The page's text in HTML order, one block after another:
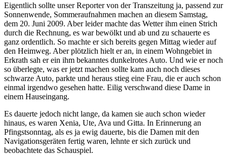
Eigentlich sollte unser Reporter von der Transzeitung ja, passend zur
Sonnenwende, Sommeraufnahmen machen an diesem Samstag,
dem 20. Juni 2009. Aber leider machte das Wetter ihm einen Strich
durch die Rechnung, es war bewölkt und ab und zu schauerte es
ganz ordentlich. So machte er sich bereits gegen Mittag wieder auf
den Heimweg. Aber plötzlich hielt er an, in einem Wohngebiet in
Erkrath sah er ein ihm bekanntes dunkelrotes Auto. Und wie er noch
so überlegte, was er jetzt machen sollte kam auch noch dieses
schwarze Auto, parkte und heraus stieg eine Frau, die er auch schon
einmal irgendwo gesehen hatte. Eilig verschwand diese Dame in
einem Hauseingang.
Es dauerte jedoch nicht lange, da kamen sie auch schon wieder
hinaus, es waren Xenia, Ute, Ava und Gitta. In Erinnerung an
Pfingstsonntag, als es ja ewig dauerte, bis die Damen mit den
Navigationsgeräten fertig waren, lehnte er sich zurück und
beobachtete das Schauspiel.